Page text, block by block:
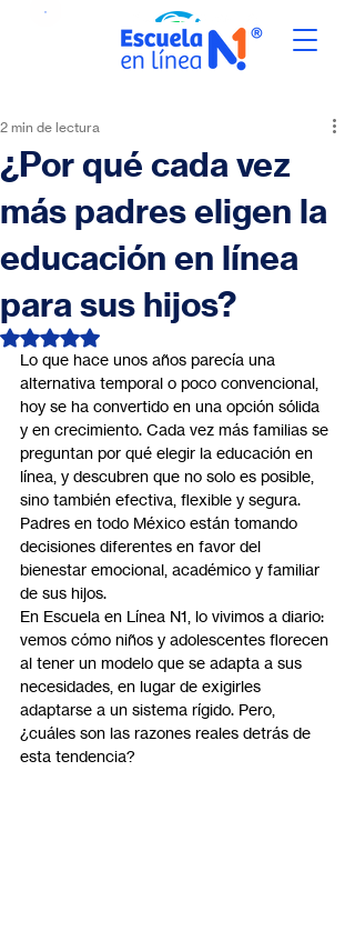
¿Por qué cada vez
más padres eligen la
educación en línea
para sus hijos?
2 min de lectura
Obtuvo NaN de 5 estrellas.
Lo que hace unos años parecía una
alternativa temporal o poco convencional,
hoy se ha convertido en una opción sólida
y en crecimiento. Cada vez más familias se
preguntan por qué elegir la educación en
línea, y descubren que no solo es posible,
sino también efectiva, flexible y segura.
Padres en todo México están tomando
decisiones diferentes en favor del
bienestar emocional, académico y familiar
de sus hijos.
En Escuela en Línea N1, lo vivimos a diario:
vemos cómo niños y adolescentes florecen
al tener un modelo que se adapta a sus
necesidades, en lugar de exigirles
adaptarse a un sistema rígido. Pero,
¿cuáles son las razones reales detrás de
esta tendencia?